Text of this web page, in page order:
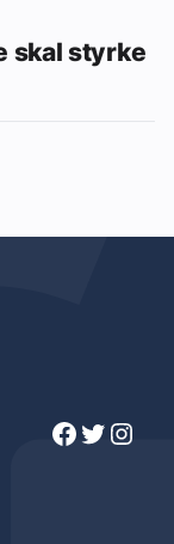
skal styrke
Facebook Twitter Instagram